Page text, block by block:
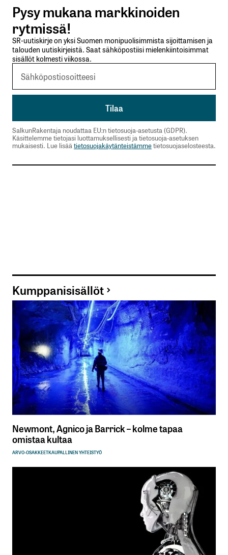
Lähetä kommentti
Pysy mukana markkinoiden
rytmissä!
SR-uutiskirje on yksi Suomen monipuolisimmista sijoittamisen ja
talouden uutiskirjeistä. Saat sähköpostiisi mielenkiintoisimmat
sisällöt kolmesti viikossa.
SalkunRakentaja noudattaa EU:n tietosuoja-asetusta (GDPR).
Käsittelemme tietojasi luottamuksellisesti ja tietosuoja-asetuksen
mukaisesti. Lue lisää tietosuojakäytänteistämmetietosuojaselosteesta.
Kumppanisisällöt
Newmont, Agnico ja Barrick – kolme tapaa
omistaa kultaa
ARVO-OSAKKEETKAUPALLINEN YHTEISTYÖ